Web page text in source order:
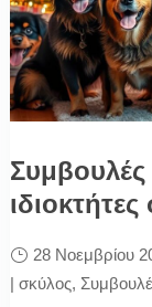
Συμβουλές
28 Νοεμβρίου
| σκύλος,